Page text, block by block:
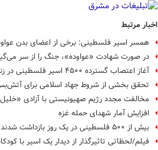
اخبار مرتبط
همسر اسیر فلسطینی: برخی از اعضای بدن
در صورت شهادت «عواوده»، جنگ را از سر
آغاز اعتصاب گسترده ۴۵۰۰ اسیر فلسطینی در زندان های رژیم صهیونیستی
تحقق بخشی از شروط جهاد اسلامی برای
مخالفت مجدد رژیم صهیونیستی با آزادی
افزایش آمار شهدای حمله غزه
بیش از ۵۰۰ فلسطینی در یک روز بازداشت شدند
فیلم/لحظاتی تاثیرگذار از دیدار یک اسیر با کودکانش بعد از ۱۶۷